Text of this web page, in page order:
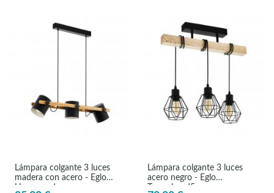
Lámpara colgante 3 luces
madera con acero - Eglo
Hornwood
Lámpara colgante 3 luces
acero negro - Eglo
Townshend5